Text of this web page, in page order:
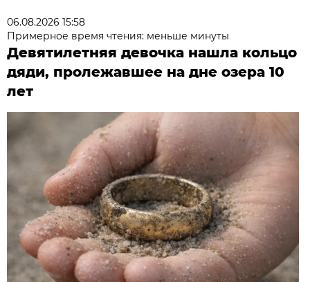
06.08.2026 15:58
Примерное время чтения: меньше минуты
Девятилетняя девочка нашла кольцо
дяди, пролежавшее на дне озера 10
лет